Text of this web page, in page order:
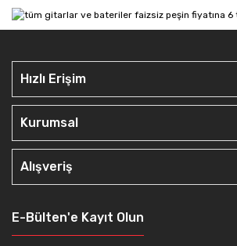
Hızlı Erişim
Kurumsal
Alışveriş
E-Bülten'e Kayıt Olun